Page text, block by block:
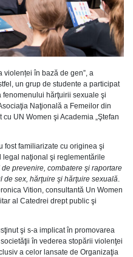
violenței în bază de gen”, a
un grup de studente a participat
fenomenului hărţuirii sexuale şi
Naţională a Femeilor din
UN Women şi Academia „Ştefan
fost familiarizate cu originea şi
legal naţional şi reglementările
prevenire, combatere şi raportare
sex, hărţuire şi hărţuire sexuală
Vition, consultantă Un Women
al Catedrei drept public şi
şi s-a implicat în promovarea
în vederea stopării violenţei
a celor lansate de Organizaţia